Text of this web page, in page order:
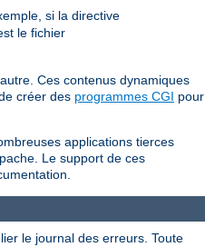
si la directive
le fichier
Ces contenus dynamiques
créer des programmes CGI pour
applications tierces
Le support de ces
le journal des erreurs. Toute